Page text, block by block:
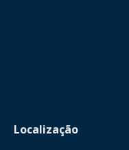
Localização